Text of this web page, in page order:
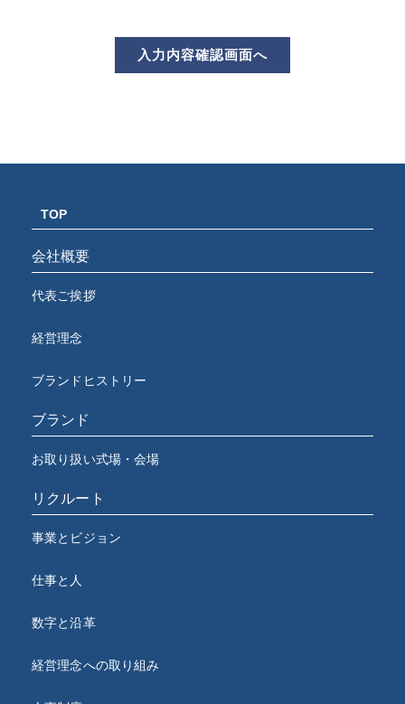
TOP
会社概要
代表ご挨拶
経営理念
ブランドヒストリー
ブランド
お取り扱い式場・会場
リクルート
事業とビジョン
仕事と人
数字と沿革
経営理念への取り組み